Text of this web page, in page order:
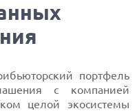
портфель
с компанией
целой экосистемы